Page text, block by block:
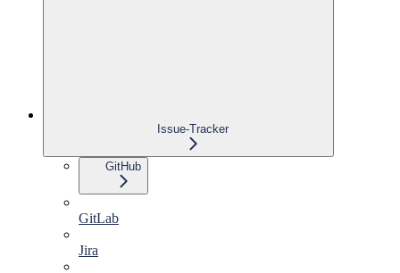
Issue-Tracker
GitHub
GitLab
Jira